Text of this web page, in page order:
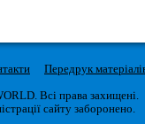
Передрук
Всі права захищені.
сайту заборонено.